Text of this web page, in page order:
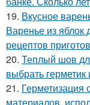
19. Вкусное
Варенье из
рецептов
20. Теплый шов
выбрать
21.